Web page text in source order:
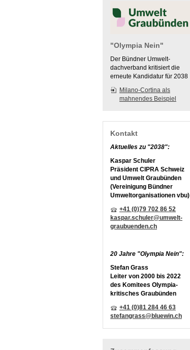
"Olympia Nein"
Der Bündner Umwelt-
dachverband kritisiert die
erneute Kandidatur für 2038
Milano-Cortina als
mahnendes Beispiel
Kontakt
Aktuelles zu "2038":
Kaspar Schuler
Präsident CIPRA Schweiz
und Umwelt Graubünden
(Vereinigung Bündner
Umweltorganisationen vbu)
+41 (0)79 702 86 52
kaspar.schuler@umwelt-
graubuenden.ch
20 Jahre "Olympia Nein":
Stefan Grass
Leiter von 2000 bis 2022
des Komitees Olympia-
kritisches Graubünden
+41 (0)81 284 46 63
stefangrass@bluewin.ch